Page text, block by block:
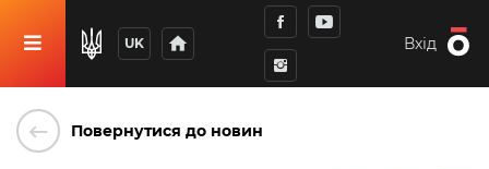
UK home Вхід
keyboard_backspace Повернутися до новин